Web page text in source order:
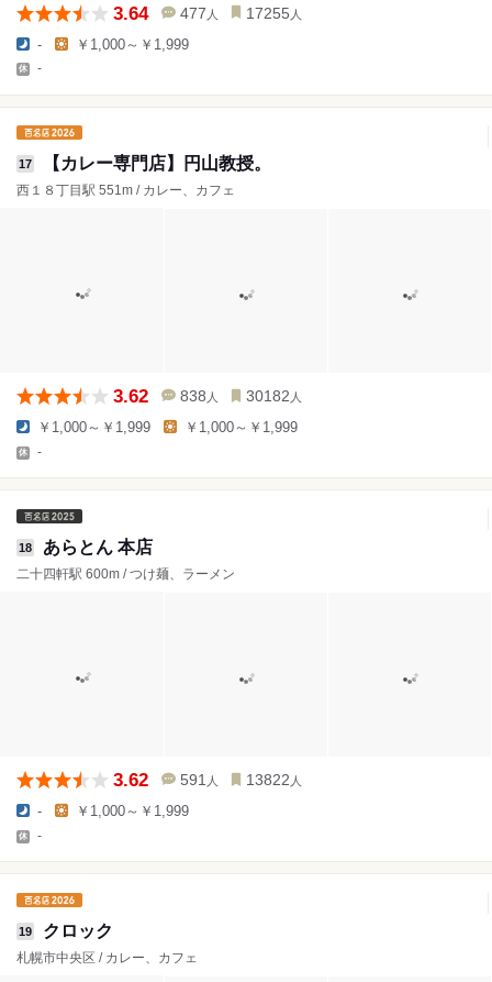
3.64 477 人 17255 人
- ￥1,000～￥1,999
-
17 【カレー専門店】円山教授。
西１８丁目駅 551m / カレー、カフェ
3.62 838 人 30182 人
￥1,000～￥1,999 ￥1,000～￥1,999
-
18 あらとん 本店
二十四軒駅 600m / つけ麺、ラーメン
3.62 591 人 13822 人
- ￥1,000～￥1,999
-
19 クロック
札幌市中央区 / カレー、カフェ